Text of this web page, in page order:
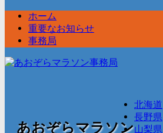
ホーム
重要なお知らせ
事務局
あおぞらマラソン
北海道
長野県
山梨県